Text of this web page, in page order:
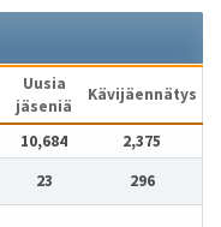
Uusia
jäseniä
Kävijäennätys
10,684
2,375
23 296